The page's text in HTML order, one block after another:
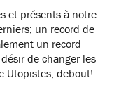
et présents à notre
un record de
un record
de changer les
Utopistes, debout!